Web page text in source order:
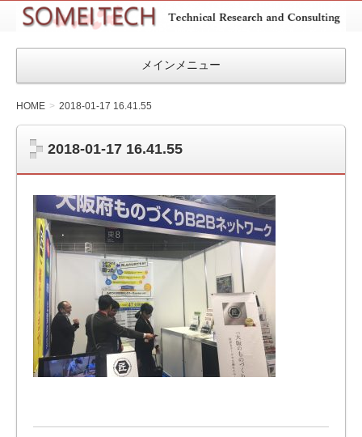
SOMEITEC
メインメニュー
HOME 2018-01-17 16.41.55
2018-01-17 16.41.55